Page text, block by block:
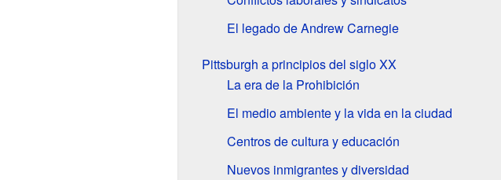
El legado de Andrew Carnegie
Pittsburgh a principios del siglo XX
La era de la Prohibición
El medio ambiente y la vida en la ciudad
Centros de cultura y educación
Nuevos inmigrantes y diversidad